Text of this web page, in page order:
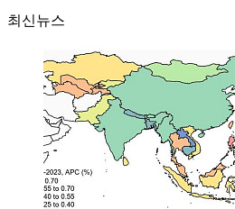
최신뉴스